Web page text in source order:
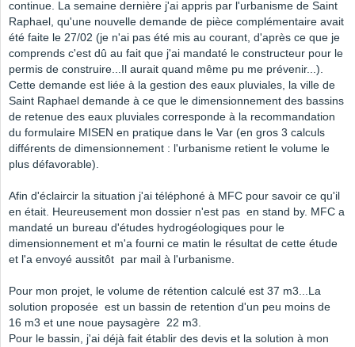
continue. La semaine dernière j'ai appris par l'urbanisme de Saint
Raphael, qu'une nouvelle demande de pièce complémentaire avait
été faite le 27/02 (je n'ai pas été mis au courant, d'après ce que je
comprends c'est dû au fait que j'ai mandaté le constructeur pour le
permis de construire...Il aurait quand même pu me prévenir...).
Cette demande est liée à la gestion des eaux pluviales, la ville de
Saint Raphael demande à ce que le dimensionnement des bassins
de retenue des eaux pluviales corresponde à la recommandation
du formulaire MISEN en pratique dans le Var (en gros 3 calculs
différents de dimensionnement : l'urbanisme retient le volume le
plus défavorable).
Afin d'éclaircir la situation j'ai téléphoné à MFC pour savoir ce qu'il
en était. Heureusement mon dossier n'est pas en stand by. MFC a
mandaté un bureau d'études hydrogéologiques pour le
dimensionnement et m'a fourni ce matin le résultat de cette étude
et l'a envoyé aussitôt par mail à l'urbanisme.
Pour mon projet, le volume de rétention calculé est 37 m3...La
solution proposée est un bassin de retention d'un peu moins de
16 m3 et une noue paysagère 22 m3.
Pour le bassin, j'ai déjà fait établir des devis et la solution à mon